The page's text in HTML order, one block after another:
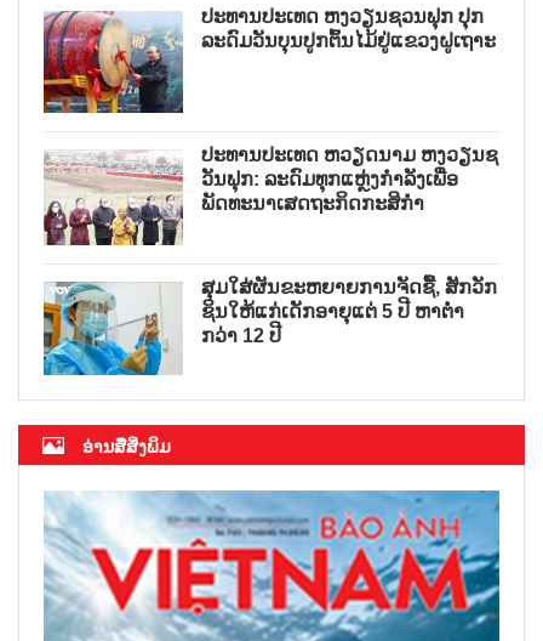
ປະທານປະເທດ ຫງວຽນຊວນຟຸກ ປຸກ
ລະດົມວັນບຸນປູກຕົ້ນໄມ້ຢູ່ແຂວງຝູເຖາະ
ປະທານປະເທດ ຫວຽດນາມ ຫງວຽນຊ
ວັນຟຸກ: ລະດົມທຸກແຫຼ່ງກຳລັງເພື່ອ
ພັດທະນາເສດຖະກິດກະສິກຳ
ສຸມໃສ່ຜັນຂະຫຍາຍການຈັດຊື້, ສັກວັກ
ຊິນໃຫ້ແກ່ເດັກອາຍຸແຕ່ 5 ປີ ຫາຕ່ຳ
ກວ່າ 12 ປີ
ອ່ານສື່ສິ່ງພິມ